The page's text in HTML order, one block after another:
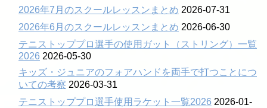
2026年7月のスクールレッスンまとめ 2026-07-31
2026年6月のスクールレッスンまとめ 2026-06-30
テニストッププロ選手の使用ガット（ストリング）一覧
2026 2026-05-30
キッズ・ジュニアのフォアハンドを両手で打つことにつ
いての考察 2026-03-31
テニストッププロ選手使用ラケット一覧2026 2026-01-